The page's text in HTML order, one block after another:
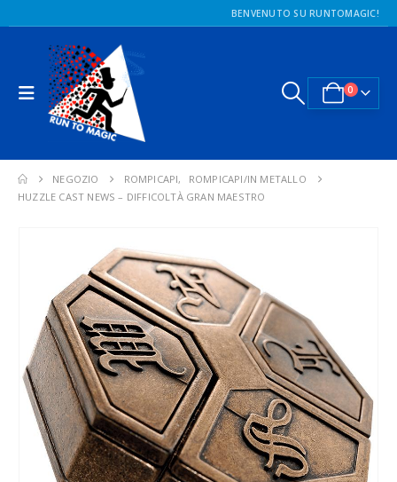
BENVENUTO SU RUNTOMAGIC!
0
NEGOZIO ROMPICAPI,
ROMPICAPI/IN METALLO
HUZZLE CAST NEWS – DIFFICOLTÀ GRAN MAESTRO